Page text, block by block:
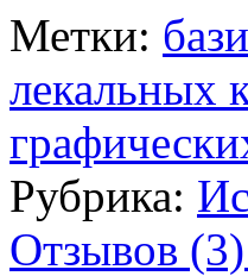
Метки:
лекальных
Рубрика:
Отзывов